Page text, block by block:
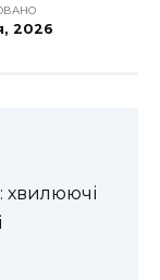
2026
хвилюючі